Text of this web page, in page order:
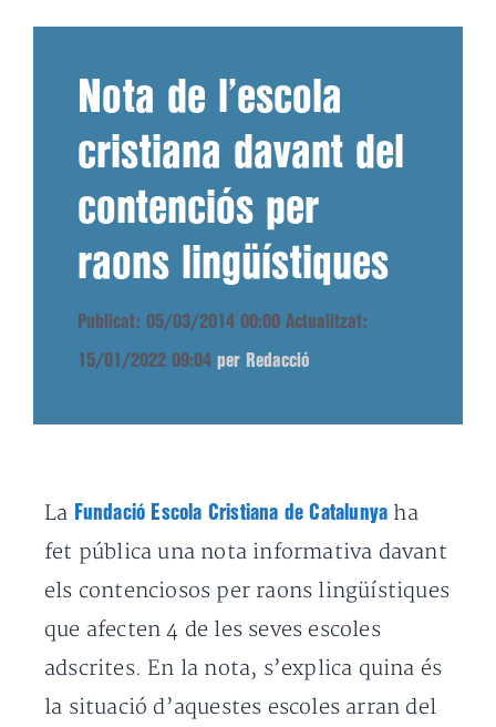
Nota de l’escola
cristiana davant del
contenciós per
raons lingüístiques
Publicat: 05/03/2014 00:00 Actualitzat:
15/01/2022 09:04 per Redacció
La Fundació Escola Cristiana de Catalunya ha
fet pública una nota informativa davant
els contenciosos per raons lingüístiques
que afecten 4 de les seves escoles
adscrites. En la nota, s’explica quina és
la situació d’aquestes escoles arran del